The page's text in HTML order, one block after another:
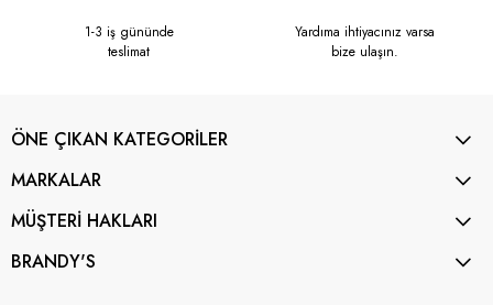
1-3 iş gününde
teslimat
Yardıma ihtiyacınız varsa
bize ulaşın.
ÖNE ÇIKAN KATEGORİLER
MARKALAR
MÜŞTERİ HAKLARI
BRANDY'S